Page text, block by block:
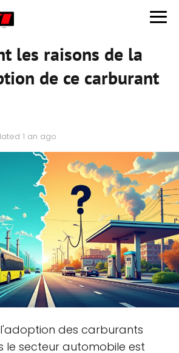
les raisons de la
de ce carburant
1 an ago
des carburants
le secteur automobile est